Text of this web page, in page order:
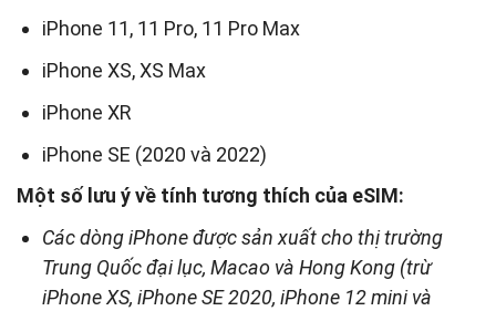
iPhone 11, 11 Pro, 11 Pro Max
iPhone XS, XS Max
iPhone XR
iPhone SE (2020 và 2022)
Một số lưu ý về tính tương thích của eSIM:
Các dòng iPhone được sản xuất cho thị trường
Trung Quốc đại lục, Macao và Hong Kong (trừ
iPhone XS, iPhone SE 2020, iPhone 12 mini và